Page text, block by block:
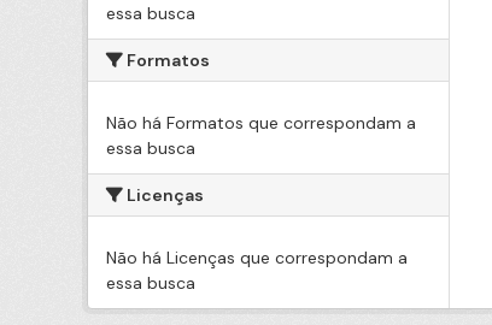
essa busca
Formatos
Não há Formatos que correspondam a
essa busca
Licenças
Não há Licenças que correspondam a
essa busca